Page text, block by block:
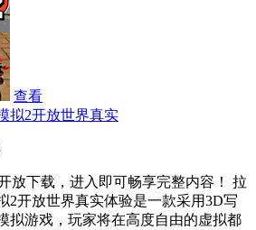
查看
拟2开放世界真实
放下载，进入即可畅享完整内容！ 拉
2开放世界真实体验是一款采用3D写
拟游戏，玩家将在高度自由的虚拟都